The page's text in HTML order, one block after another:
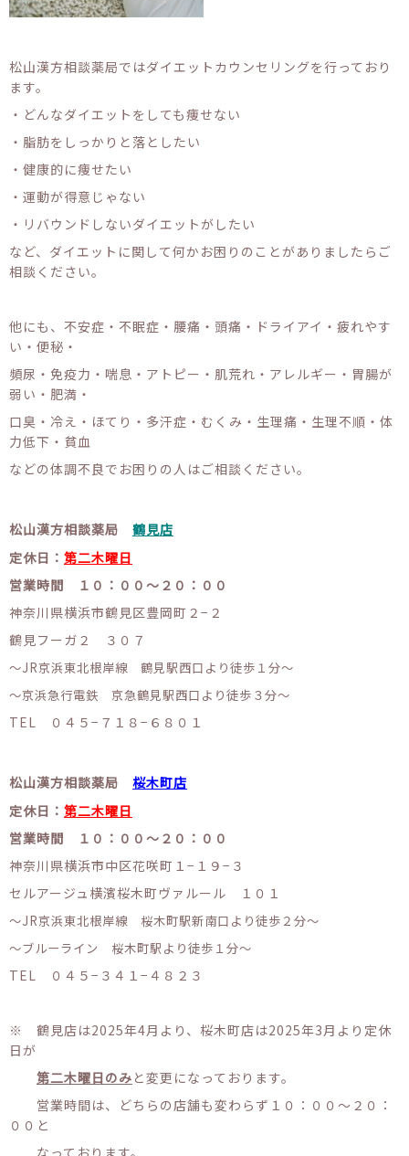
松山漢方相談薬局ではダイエットカウンセリングを行っており
ます。
・どんなダイエットをしても痩せない
・脂肪をしっかりと落としたい
・健康的に痩せたい
・運動が得意じゃない
・リバウンドしないダイエットがしたい
など、ダイエットに関して何かお困りのことがありましたらご
相談ください。
他にも、不安症・不眠症・腰痛・頭痛・ドライアイ・疲れやす
い・便秘・
頻尿・免疫力・喘息・アトピー・肌荒れ・アレルギー・胃腸が
弱い・肥満・
口臭・冷え・ほてり・多汗症・むくみ・生理痛・生理不順・体
力低下・貧血
などの体調不良でお困りの人はご相談ください。
松山漢方相談薬局 鶴見店
定休日： 第二木曜日
営業時間 １０：００〜２０：００
神奈川県横浜市鶴見区豊岡町２−２
鶴見フーガ２ ３０７
〜JR京浜東北根岸線 鶴見駅西口より徒歩１分〜
〜京浜急行電鉄 京急鶴見駅西口より徒歩３分〜
TEL ０４５−７１８−６８０１
松山漢方相談薬局 桜木町店
定休日： 第二木曜日
営業時間 １０：００〜２０：００
神奈川県横浜市中区花咲町１−１９−３
セルアージュ横濱桜木町ヴァルール １０１
〜JR京浜東北根岸線 桜木町駅新南口より徒歩２分〜
〜ブルーライン 桜木町駅より徒歩１分〜
TEL ０４５−３４１−４８２３
※ 鶴見店は2025年4月より、桜木町店は2025年3月より定休
日が
第二木曜日のみ と変更になっております。
営業時間は、どちらの店舗も変わらず１０：００〜２０：
００と
なっております。